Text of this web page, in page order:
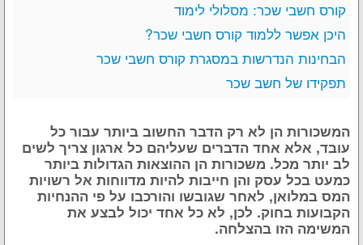
קורס חשבי שכר: מסלולי לימוד
היכן אפשר ללמוד קורס חשבי שכר?
הבחינות הנדרשות במסגרת קורס חשבי שכר
תפקידו של חשב שכר
המשכורות הן לא רק הדבר החשוב ביותר עבור כל
עובד, אלא אחד הדברים שעליהם כל ארגון צריך לשים
לב יותר מכל. משכורות הן ההוצאות הגדולות ביותר
כמעט בכל עסק והן חייבות להיות מדווחות אל רשויות
המס במלואן, לאחר שגובשו והורכבו על פי ההנחיות
הקבועות בחוק. לכן, לא כל אחד יכול לבצע את
המשימה הזו בהצלחה.